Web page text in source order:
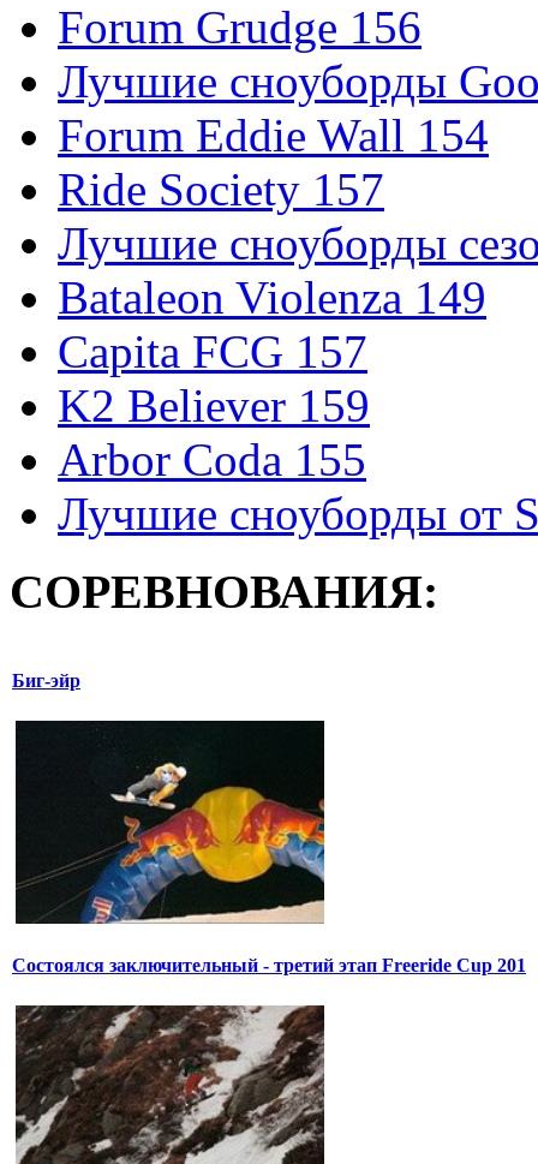
Forum Grudge 156
Лучшие сноуборды
Forum Eddie Wall 154
Ride Society 157
Лучшие сноуборды
Bataleon Violenza 149
Capita FCG 157
K2 Believer 159
Arbor Coda 155
Лучшие сноуборды от
СОРЕВНОВАНИЯ:
Биг-эйр
Состоялся заключительный - третий этап Freeride Cup 201